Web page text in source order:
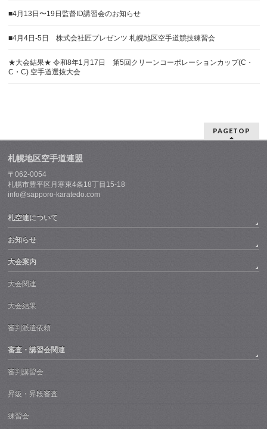
■4月13日〜19日監督ID講習会のお知らせ
■4月4日-5日 株式会社匠プレゼンツ 札幌地区空手道競技練習会
★大会結果★ 令和8年1月17日 第5回クリーンコーポレーションカップ(C・
C・C) 空手道選抜大会
PAGETOP
札幌地区空手道連盟
〒062-0054
札幌市豊平区月寒東4条18丁目15-18
info@sapporo-karatedo.com
札空連について
お知らせ
大会案内
大会関連
大会結果
審判派遣依頼
審査・講習会関連
審判講習会
昇級・昇段審査
練習会